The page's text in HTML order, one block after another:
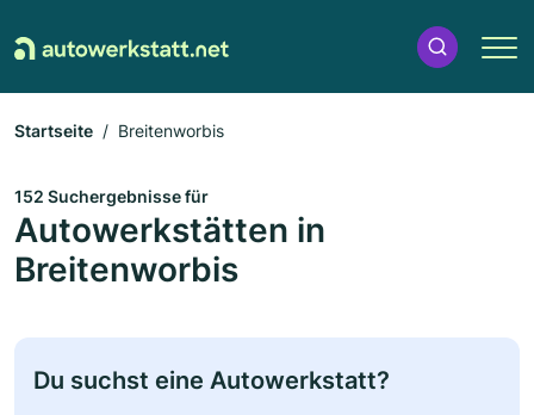
Startseite Breitenworbis
152 Suchergebnisse für
Autowerkstätten in
Breitenworbis
Du suchst eine Autowerkstatt?